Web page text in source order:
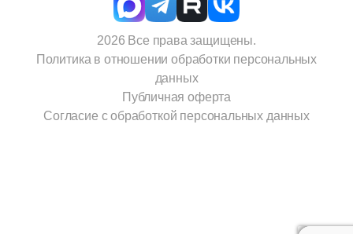
2026 Все права защищены.
Политика в отношении обработки персональных
данных
Публичная оферта
Согласие с обработкой персональных данных